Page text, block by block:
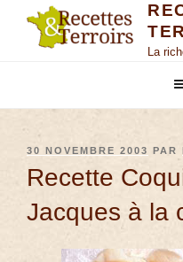
La
30 NOVEMBRE 2003 PAR
Recette
Jacques à la